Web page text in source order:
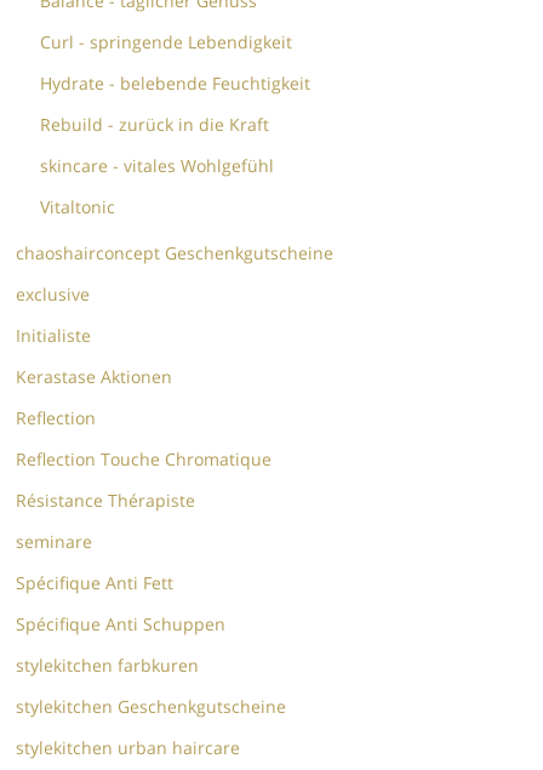
Curl - springende Lebendigkeit
Hydrate - belebende Feuchtigkeit
Rebuild - zurück in die Kraft
skincare - vitales Wohlgefühl
Vitaltonic
chaoshairconcept Geschenkgutscheine
exclusive
Initialiste
Kerastase Aktionen
Reflection
Reflection Touche Chromatique
Résistance Thérapiste
seminare
Spécifique Anti Fett
Spécifique Anti Schuppen
stylekitchen farbkuren
stylekitchen Geschenkgutscheine
stylekitchen urban haircare